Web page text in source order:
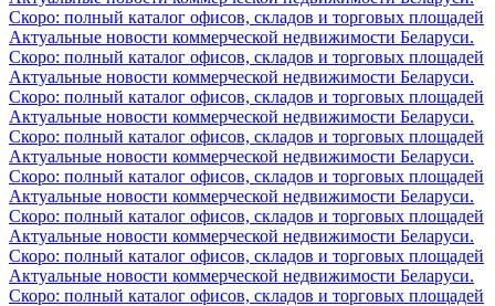
Скоро: полный каталог офисов, складов и торговых площадей
Актуальные новости коммерческой недвижимости Беларуси.
Скоро: полный каталог офисов, складов и торговых площадей
Актуальные новости коммерческой недвижимости Беларуси.
Скоро: полный каталог офисов, складов и торговых площадей
Актуальные новости коммерческой недвижимости Беларуси.
Скоро: полный каталог офисов, складов и торговых площадей
Актуальные новости коммерческой недвижимости Беларуси.
Скоро: полный каталог офисов, складов и торговых площадей
Актуальные новости коммерческой недвижимости Беларуси.
Скоро: полный каталог офисов, складов и торговых площадей
Актуальные новости коммерческой недвижимости Беларуси.
Скоро: полный каталог офисов, складов и торговых площадей
Актуальные новости коммерческой недвижимости Беларуси.
Скоро: полный каталог офисов, складов и торговых площадей